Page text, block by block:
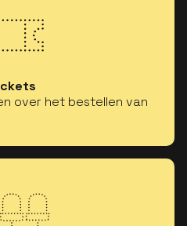
over het bestellen van